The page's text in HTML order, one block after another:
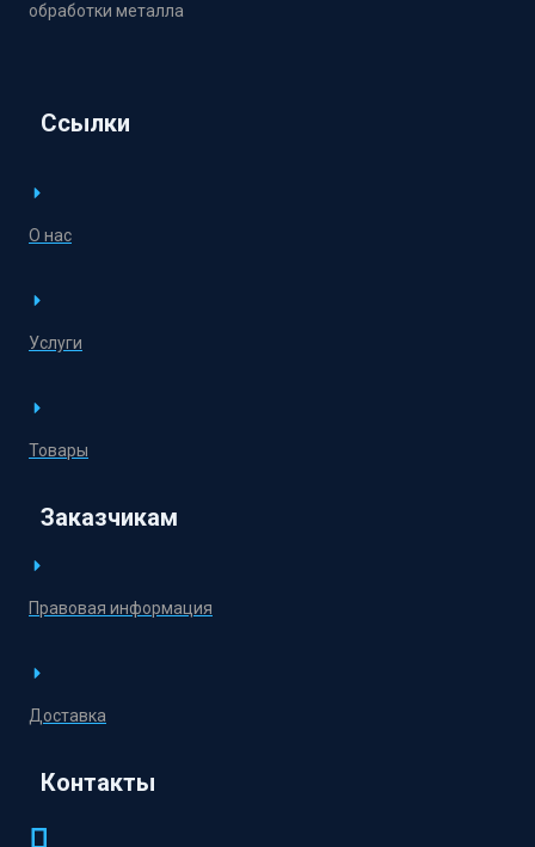
обработки металла
Ссылки
О нас
Услуги
Товары
Заказчикам
Правовая информация
Доставка
Контакты